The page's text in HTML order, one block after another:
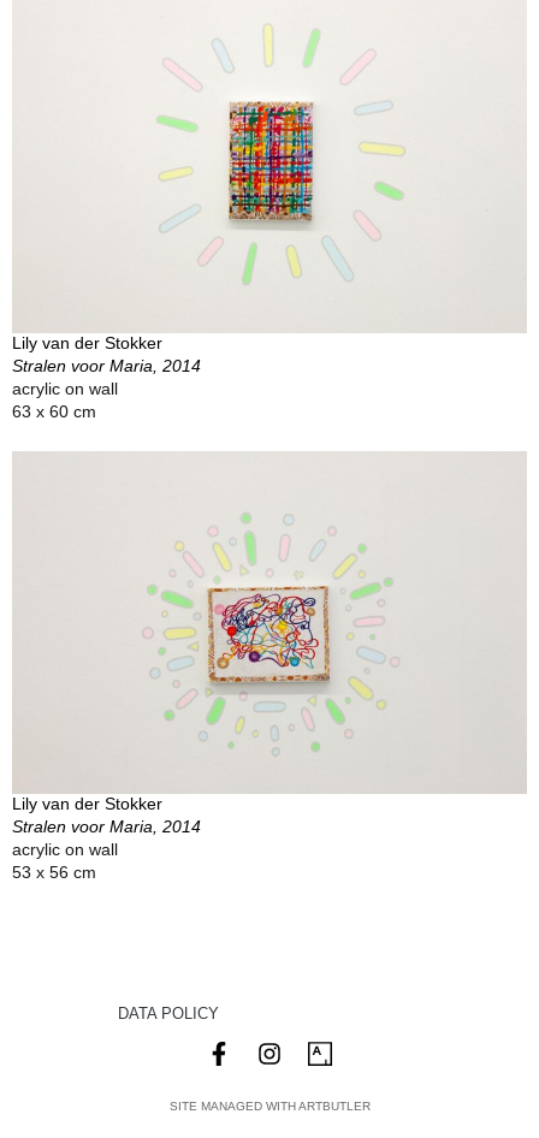
Lily van der Stokker
Stralen voor Maria, 2014
acrylic on wall
63 x 60 cm
Lily van der Stokker
Stralen voor Maria, 2014
acrylic on wall
53 x 56 cm
DATA POLICY
SITE MANAGED WITH ARTBUTLER